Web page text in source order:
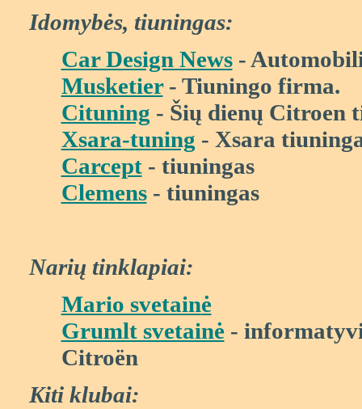
Idomybės, tiuningas:
Car Design News-
Musketier- Tiuningo firma.
Cituning - Šių dienų Citroen
Xsara-tuning - Xsara
Carcept- tiuningas
Clemens- tiuningas
Narių tinklapiai:
Mario svetainė
Grumlt svetainė-
Citroën
Kiti klubai: